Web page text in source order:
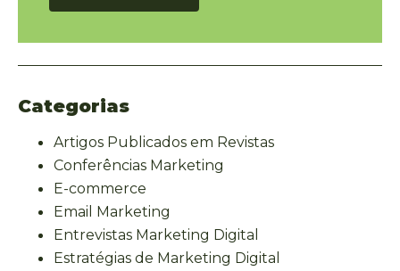
Categorias
Artigos Publicados em Revistas
Conferências Marketing
E-commerce
Email Marketing
Entrevistas Marketing Digital
Estratégias de Marketing Digital